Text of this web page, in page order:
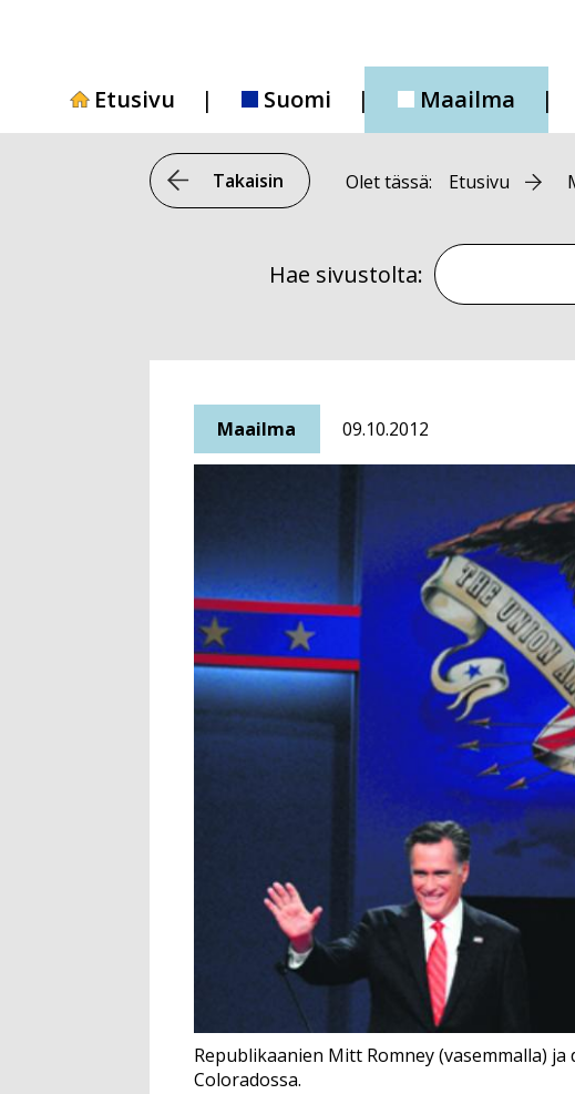
Etusivu
Suomi Maailma
Takaisin Olet tässä: Etusivu
Hae sivustolta: Hae sivustolta
Maailma 09.10.2012
Republikaanien Mitt Romney (vasemmalla)
Coloradossa.